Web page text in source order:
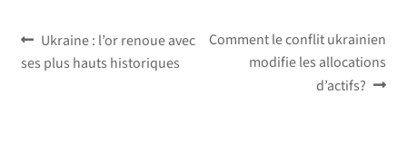
Navigation
de
Article
précédent :
Ukraine : l’or renoue avec
ses plus hauts historiques
Article
suivant :
Comment le conflit ukrainien
modifie les allocations
d’actifs?